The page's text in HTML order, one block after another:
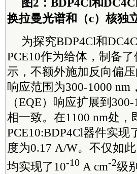
换拉曼光谱和（c）核独
为探究BDP4Cl和
PCE10作为给体，制备
示，不额外施加反向偏
响应范围为300-1000 nm
（EQE）响应扩展到
相一致。在1100 nm处
PCE10:BDP4Cl器件实现
度为0.17 A/W。不仅如
均实现了10-10 A cm-2级